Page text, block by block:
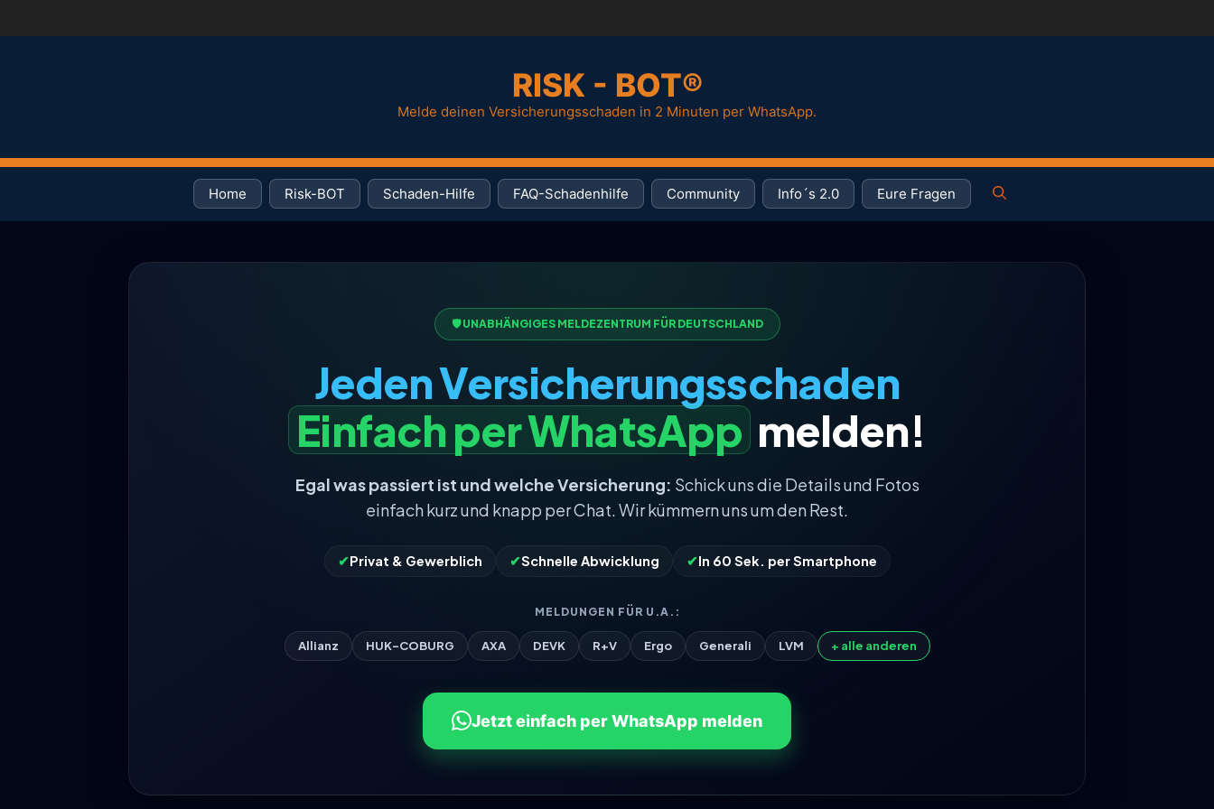
RISK - BOT®
Melde deinen Versicherungsschaden in 2 Minuten per WhatsApp.
Home Risk-BOT Schaden-Hilfe FAQ-Schadenhilfe Community Info´s 2.0 Eure Fragen
🛡️ UNABHÄNGIGES MELDEZENTRUM FÜR DEUTSCHLAND
Jeden Versicherungsschaden
Einfach per WhatsAppmelden!
Egal was passiert ist und welche Versicherung: Schick uns die Details und Fotos
einfach kurz und knapp per Chat. Wir kümmern uns um den Rest.
✔Privat & Gewerblich ✔Schnelle Abwicklung ✔In 60 Sek. per Smartphone
MELDUNGEN FÜR U.A.:
Allianz HUK-COBURG AXA DEVK R+V Ergo Generali LVM + alle anderen
Jetzt einfach per WhatsApp melden